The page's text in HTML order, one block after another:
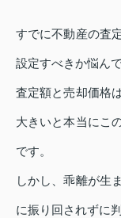
すでに不動産の査
設定すべきか悩ん
査定額と売却価格
大きいと本当にこ
です。
しかし、乖離が生
に振り回されずに